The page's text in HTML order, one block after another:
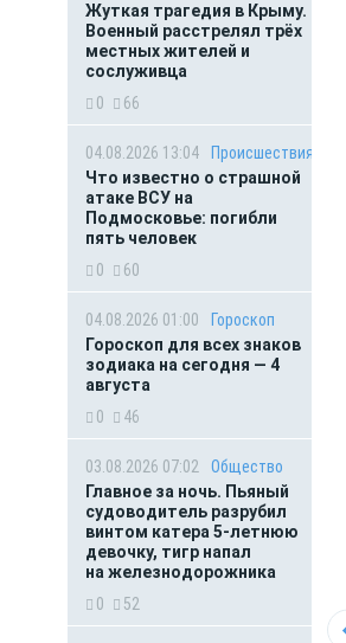
Жуткая трагедия в Крыму.
Военный расстрелял трёх
местных жителей и
сослуживца
0
66
04.08.2026 13:04
Происшествия
Что известно о страшной
атаке ВСУ на
Подмосковье: погибли
пять человек
0
60
04.08.2026 01:00
Гороскоп
Гороскоп для всех знаков
зодиака на сегодня — 4
августа
0
46
03.08.2026 07:02
Общество
Главное за ночь. Пьяный
судоводитель разрубил
винтом катера 5-летнюю
девочку, тигр напал
на железнодорожника
0
52